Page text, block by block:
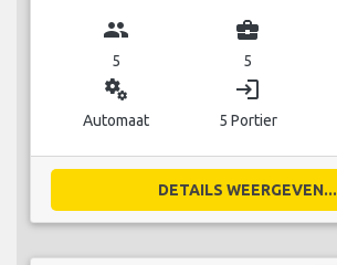
group
5
business_center
5
miscellaneous_services
Automaat
login
5 Portier
DETAILS WEERGEVEN...